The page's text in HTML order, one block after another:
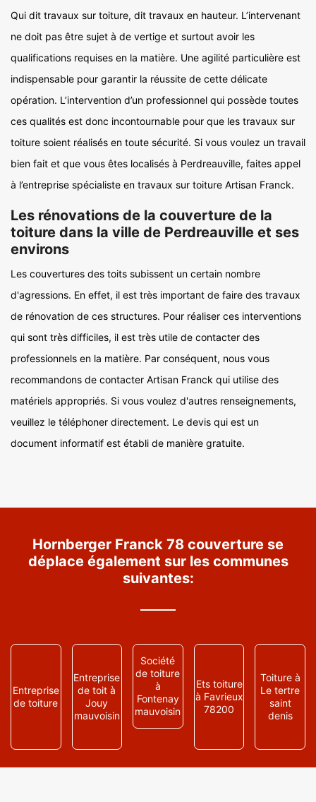
Qui dit travaux sur toiture, dit travaux en hauteur. L’intervenant
ne doit pas être sujet à de vertige et surtout avoir les
qualifications requises en la matière. Une agilité particulière est
indispensable pour garantir la réussite de cette délicate
opération. L’intervention d’un professionnel qui possède toutes
ces qualités est donc incontournable pour que les travaux sur
toiture soient réalisés en toute sécurité. Si vous voulez un travail
bien fait et que vous êtes localisés à Perdreauville, faites appel
à l’entreprise spécialiste en travaux sur toiture Artisan Franck.
Les rénovations de la couverture de la
toiture dans la ville de Perdreauville et ses
environs
Les couvertures des toits subissent un certain nombre
d'agressions. En effet, il est très important de faire des travaux
de rénovation de ces structures. Pour réaliser ces interventions
qui sont très difficiles, il est très utile de contacter des
professionnels en la matière. Par conséquent, nous vous
recommandons de contacter Artisan Franck qui utilise des
matériels appropriés. Si vous voulez d'autres renseignements,
veuillez le téléphoner directement. Le devis qui est un
document informatif est établi de manière gratuite.
Hornberger Franck 78 couverture se
déplace également sur les communes
suivantes:
Entreprise
de toiture
Entreprise
de toit à
Jouy
mauvoisin
Société
de toiture
à
Fontenay
mauvoisin
Ets toiture
à Favrieux
78200
Toiture à
Le tertre
saint
denis